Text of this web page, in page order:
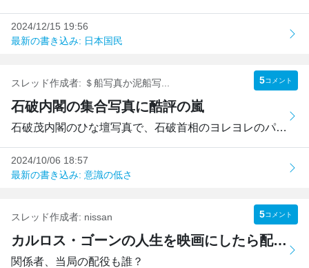
2024/12/15 19:56
最新の書き込み: 日本国民
スレッド作成者: ＄船写真か泥船写... 5コメント
石破内閣の集合写真に酷評の嵐
石破茂内閣のひな壇写真で、石破首相のヨレヨレのパンツや腹...
2024/10/06 18:57
最新の書き込み: 意識の低さ
スレッド作成者: nissan 5コメント
カルロス・ゴーンの人生を映画にしたら配役は誰がベスト？
関係者、当局の配役も誰？